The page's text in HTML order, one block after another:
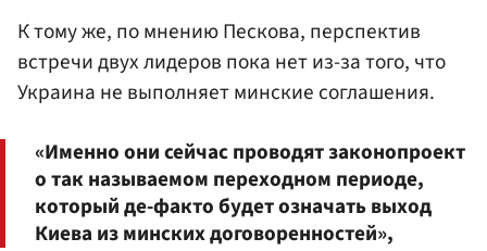
К тому же, по мнению Пескова, перспектив
встречи двух лидеров пока нет из-за того, что
Украина не выполняет минские соглашения.
«Именно они сейчас проводят законопроект
о так называемом переходном периоде,
который де-факто будет означать выход
Киева из минских договоренностей»,